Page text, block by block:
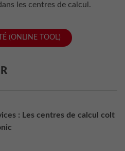
les centres de calcul.
(ONLINE TOOL)
: Les centres de calcul colt